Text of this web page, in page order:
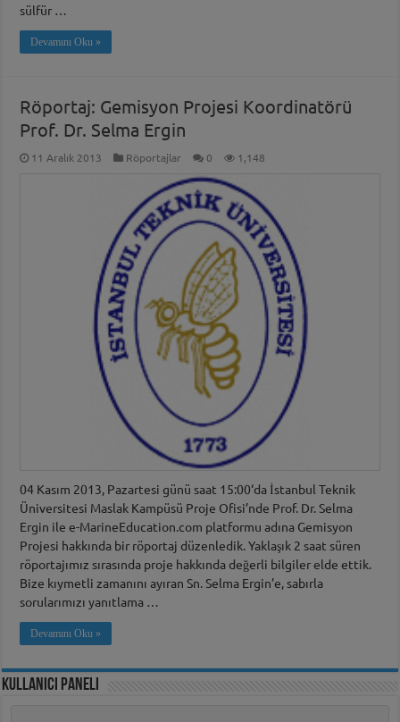
sülfür …
Devamını Oku »
Röportaj: Gemisyon Projesi Koordinatörü
Prof. Dr. Selma Ergin
11 Aralık 2013 Röportajlar 0 1,148
04 Kasım 2013, Pazartesi günü saat 15:00‘da İstanbul Teknik
Üniversitesi Maslak Kampüsü Proje Ofisi’nde Prof. Dr. Selma
Ergin ile e-MarineEducation.com platformu adına Gemisyon
Projesi hakkında bir röportaj düzenledik. Yaklaşık 2 saat süren
röportajımız sırasında proje hakkında değerli bilgiler elde ettik.
Bize kıymetli zamanını ayıran Sn. Selma Ergin’e, sabırla
sorularımızı yanıtlama …
Devamını Oku »
Kullanıcı Paneli